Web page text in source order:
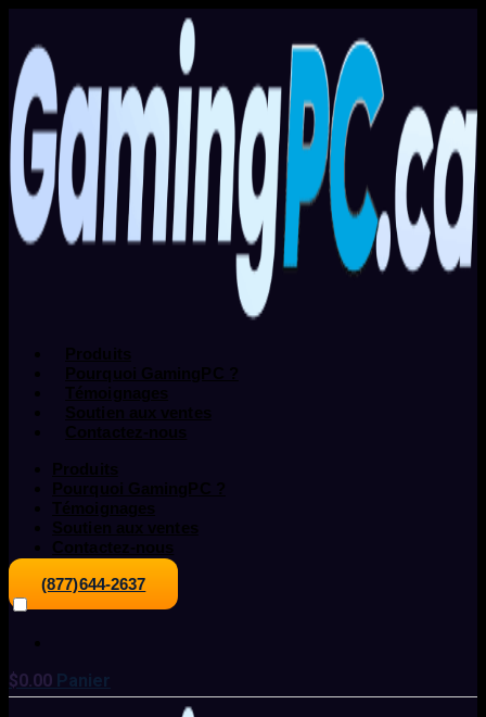
Produits
Pourquoi GamingPC ?
Témoignages
Soutien aux ventes
Contactez-nous
Produits
Pourquoi GamingPC ?
Témoignages
Soutien aux ventes
Contactez-nous
(877)644-2637
$0.00 Panier